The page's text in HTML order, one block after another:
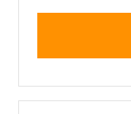
今後注力すべ